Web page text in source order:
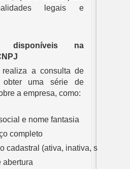
legais e
disponíveis na
realiza a consulta de
obter uma série de
a empresa, como:
e nome fantasia
completo
cadastral (ativa, inativa,
abertura